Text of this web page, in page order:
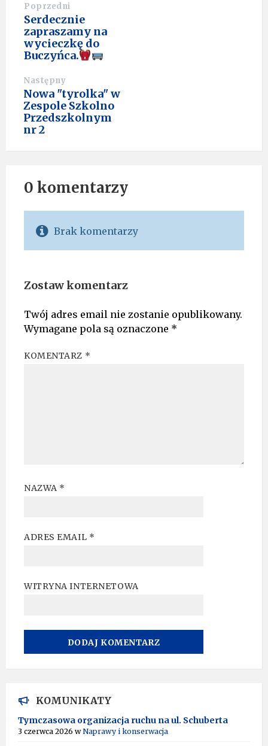
Poprzedni
Serdecznie
zapraszamy na
wycieczkę do
Buczyńca.
Następny
Nowa "tyrolka" w
Zespole Szkolno
Przedszkolnym
nr 2
0 komentarzy
Brak komentarzy
Zostaw komentarz
Twój adres email nie zostanie opublikowany.
Wymagane pola są oznaczone *
KOMENTARZ *
NAZWA *
ADRES EMAIL *
WITRYNA INTERNETOWA
T
E
R
N
KOMUNIKATY
Tymczasowa organizacja ruchu na ul. Schuberta
3 czerwca 2026 wNaprawy i konserwacja